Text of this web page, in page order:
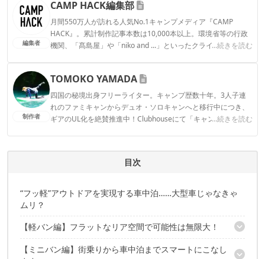
編集者
CAMP HACK編集部
月間550万人が訪れる人気No.1キャンプメディア『CAMP
HACK』。累計制作記事本数は10,000本以上。環境省等の行政
機関、「髙島屋」や「niko and ...」といったクライアントとの
...続きを読む
CAMP HACK編集部のプロフィール
制作者
TOMOKO YAMADA
四国の秘境出身フリーライター。キャンプ歴数十年。3人子連
れのファミキャンからデュオ・ソロキャンへと移行中につき、
ギアのUL化を絶賛推進中！Clubhouseにて「キャンパーさんよ
...続きを読む
TOMOKO YAMADAのプロフィール
目次
“フッ軽”アウトドアを実現する車中泊……大型車じゃなきゃ
ムリ？
【軽バン編】フラットなリア空間で可能性は無限大！
①ミツビシ「ミニキャブ」
【ミニバン編】街乗りから車中泊までスマートにこなし